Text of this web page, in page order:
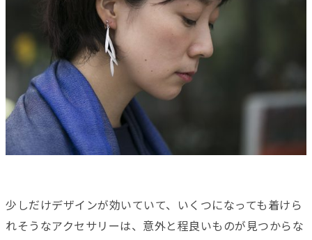
少しだけデザインが効いていて、いくつになっても着けら
れそうなアクセサリーは、意外と程良いものが見つからな